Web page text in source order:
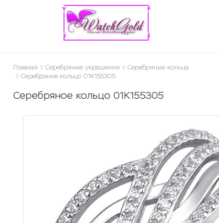
Главная Серебряные украшения
Серебряные кольца
Серебряное кольцо 01К155305
Серебряное кольцо 01К155305